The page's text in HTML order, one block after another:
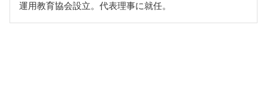
運用教育協会設立。代表理事に就任。